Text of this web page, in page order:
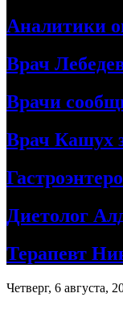
Аналитики
Врач
Врачи
Врач Кашух
Диетолог
Терапевт
Четверг, 6 августа,